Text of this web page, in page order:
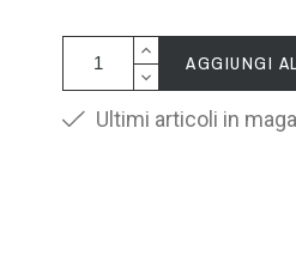
AGGIUNGI
Ultimi articoli in